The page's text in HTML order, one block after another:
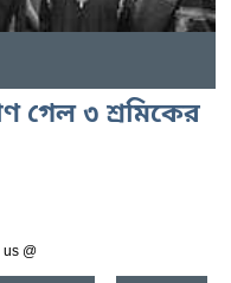
গেল ৩ শ্রমিকের
@